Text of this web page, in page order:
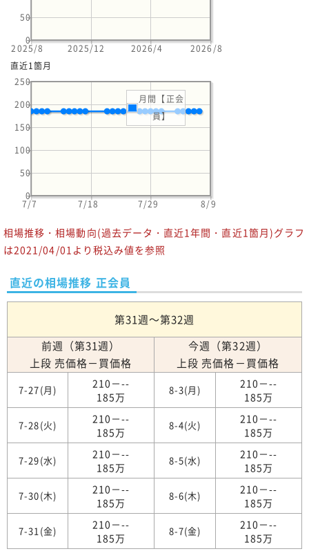
2025/8 2025/12 2026/4 2026/8
0
50
直近1箇月
7/7 7/18 7/29 8/9
0
50
100
150
200
250
月間【正会
員】
相場推移・相場動向(過去データ・直近1年間・直近1箇月)グラフ
は2021/04/01より税込み値を参照
直近の相場推移 正会員
第31週～第32週
前週（第31週）
上段 売価格－買価格
今週（第32週）
上段 売価格－買価格
7-27(月)
210－--
185万
7-28(火)
210－--
185万
7-29(水)
210－--
185万
7-30(木)
210－--
185万
7-31(金)
210－--
185万
8-3(月)
210－--
185万
8-4(火)
210－--
185万
8-5(水)
210－--
185万
8-6(木)
210－--
185万
8-7(金)
210－--
185万